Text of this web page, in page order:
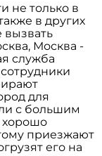
не только в
в других
вызвать
Москва -
служба
для
с большим
хорошо
приезжают
его на